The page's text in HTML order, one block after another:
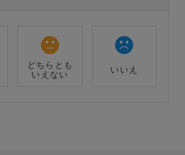
どちらとも
いえない
いいえ